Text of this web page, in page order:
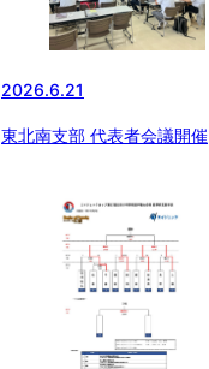
2026.6.21
東北南支部 代表者会議開催